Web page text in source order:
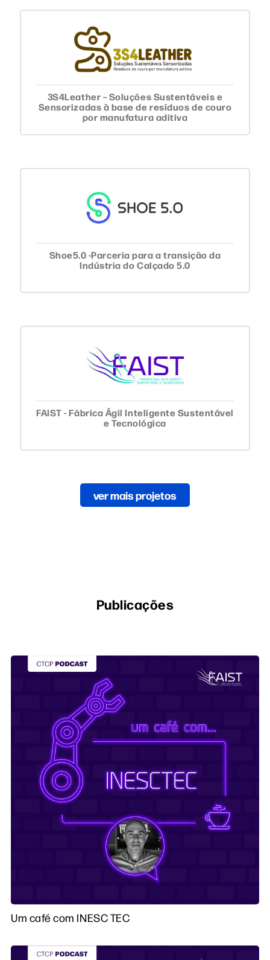
3S4Leather – Soluções Sustentáveis e
Sensorizadas à base de resíduos de couro
por manufatura aditiva
Shoe5.0 -Parceria para a transição da
Indústria do Calçado 5.0
FAIST - Fábrica Ágil Inteligente Sustentável
e Tecnológica
ver mais projetos
Publicações
Um café com INESC TEC